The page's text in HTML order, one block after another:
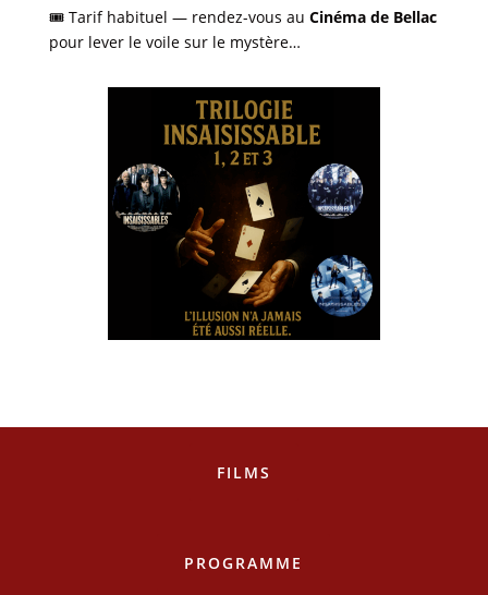
🎟️ Tarif habituel — rendez-vous au Cinéma de Bellac
pour lever le voile sur le mystère…
FILMS
PROGRAMME